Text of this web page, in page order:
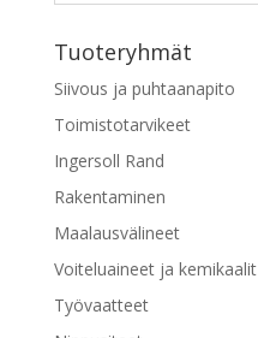
Tuoteryhmät
Siivous ja puhtaanapito
Toimistotarvikeet
Ingersoll Rand
Rakentaminen
Maalausvälineet
Voiteluaineet ja kemikaalit
Työvaatteet